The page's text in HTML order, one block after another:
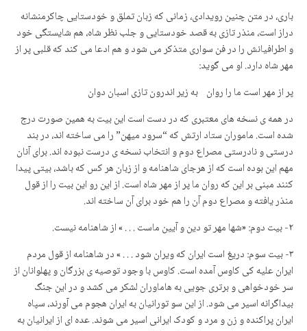
باری، در متن چنین رویدادی، زمانی که زبان تملق و خودستایی چاکرمنشانه
دراز است، منذر تازی به قصد خودستایی و جلب نظر شاه، هم شایستگی خود
و اطرافیانش را در فن سواری متذکر می شود و هم ادعا می کند که قلبی پر از
مهر شاه دارد. او می گوید:
پر از مهر است ما را روان به زیر اندرون تازی اسبان دوان
در همه ی نسخه های معتبری که در دست است این بیت به همین صورت درج
شده است. ماموران ستاد ارتش که “سرود میهن” را می ساخته اند، در بند
درستی و نادرستی مصراع دوم و انتخاب نسخه ی درست نبوده اند. برای آنان
مهم این بوده است که از هرجای شاهنامه و از زبان هر کس که باشد، بیتی پیدا
کنند مبنی بر این که روان ما پر از مهر شاه است. از این رو این بیت را از قول
منذر یافته و مصراع دوم آن را هم خود برای آن ساخته اند.
۲- بیت دوم: «شها مهر تو دین و آیین ماست . . . » از شاهنامه نیست.
۳- بیت سوم: دریغ است ایران که ویران شود . . . » در شاهنامه از قول مردم
ایران علیه کی کاوس آمده است. کاوس با وجود توصیه ی بزرگان و پهلوانان از
سر خودخواهی و برتری جویی به هاماوران لشکر می کشد و در این جنگ
بیداگرانه اسیر می شود. از این سو تورانیان به ایران هجوم می آورند، سپاه
ایران پراکنده و زن و مرد و کودک ایرانی اسیر می شوند. عده ای از ایرانیان به